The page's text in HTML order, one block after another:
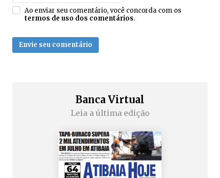
Ao enviar seu comentário, você concorda com os
termos de uso dos comentários.
Envie seu comentário
Banca Virtual
Leia a última edição